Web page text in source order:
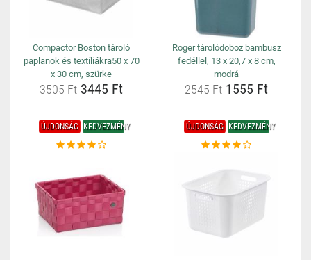
Compactor Boston tároló
paplanok és textíliákra50 x 70
x 30 cm, szürke
3505 Ft 3445 Ft
Roger tárolódoboz bambusz
fedéllel, 13 x 20,7 x 8 cm,
modrá
2545 Ft 1555 Ft
ÚJDONSÁG KEDVEZMÉNY ÚJDONSÁG KEDVEZMÉNY